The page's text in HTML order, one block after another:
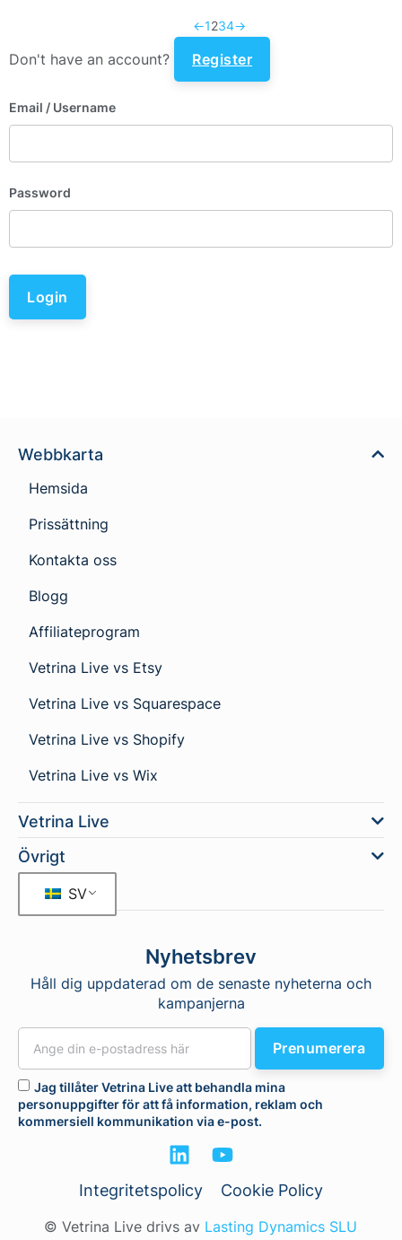
←1234→
Don't have an account? Register
Email / Username
Password
Login
Webbkarta
Hemsida
Prissättning
Kontakta oss
Blogg
Affiliateprogram
Vetrina Live vs Etsy
Vetrina Live vs Squarespace
Vetrina Live vs Shopify
Vetrina Live vs Wix
Vetrina Live
Övrigt
SV
Nyhetsbrev
Håll dig uppdaterad om de senaste nyheterna och
kampanjerna
Jag tillåter Vetrina Live att behandla mina
personuppgifter för att få information, reklam och
kommersiell kommunikation via e-post.
Prenumerera
Integritetspolicy Cookie Policy
© Vetrina Live drivs av Lasting Dynamics SLU